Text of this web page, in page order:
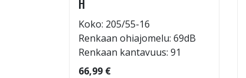
H
Koko: 205/55-16
Renkaan ohiajomelu: 69dB
Renkaan kantavuus: 91
66,99 €